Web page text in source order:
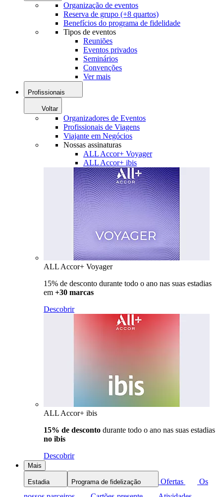
Organização de eventos
Reserva de grupo (+8 quartos)
Benefícios do programa de fidelidade
Tipos de eventos
Reuniões
Eventos privados
Seminários
Convenções
Ver mais
Profissionais
Voltar
Organizadores de Eventos
Profissionais de Viagens
Viajante em Negócios
Nossas assinaturas
ALL Accor+ Voyager
ALL Accor+ ibis
ALL Accor+ Voyager
15% de desconto durante todo o ano nas suas estadias
em +30 marcas
Descobrir
ALL Accor+ ibis
15% de desconto durante todo o ano nas suas estadias
no ibis
Descobrir
Mais
Estadia Programa de fidelização Ofertas
Os